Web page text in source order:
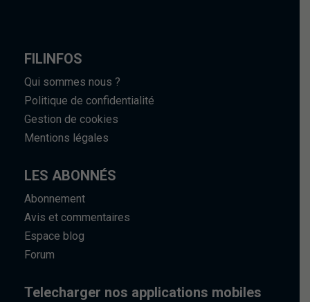
FILINFOS
Qui sommes nous ?
Politique de confidentialité
Gestion de cookies
Mentions légales
LES ABONNÉS
Abonnement
Avis et commentaires
Espace blog
Forum
Telecharger nos applications mobiles